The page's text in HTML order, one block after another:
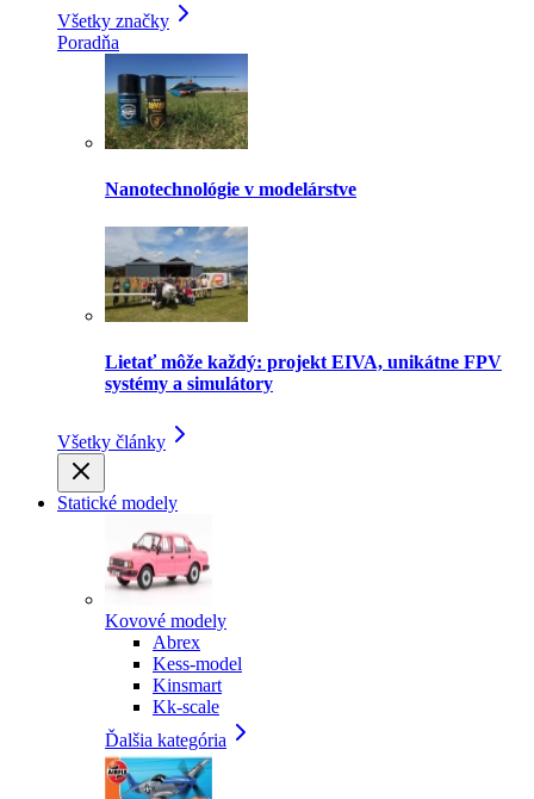
Všetky značky
Poradňa
Nanotechnológie v modelárstve
Lietať môže každý: projekt EIVA, unikátne FPV
systémy a simulátory
Všetky články
Statické modely
Kovové modely
Abrex
Kess-model
Kinsmart
Kk-scale
Ďalšia kategória